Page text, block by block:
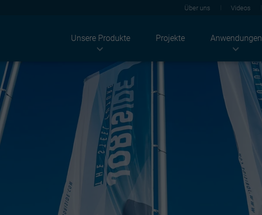
Unsere Produkte
Produkte
Dachbleche
JI Solar
Wandblech
Façade
Sandwichplatten
Kassettenprofile
Tragschale
Verzinkte Profile
Trockenbau
Light solutions
Zubehör
Projekte Anwendungen
Industriegebäude
Dienstleistungssektor
Konzeptlösungen
Akustik
Über uns Videos